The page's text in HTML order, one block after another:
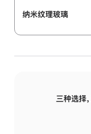
纳米纹理玻璃
三种选择